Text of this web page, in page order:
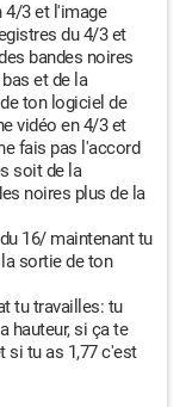
4/3 et l'image
du 4/3 et
bandes noires
et de la
ton logiciel de
vidéo en 4/3 et
fais pas l'accord
soit de la
noires plus de la
16/ maintenant tu
sortie de ton
tu travailles: tu
hauteur, si ça te
si tu as 1,77 c'est